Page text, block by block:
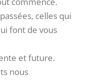
celles qui
font de vous
et future.
nous